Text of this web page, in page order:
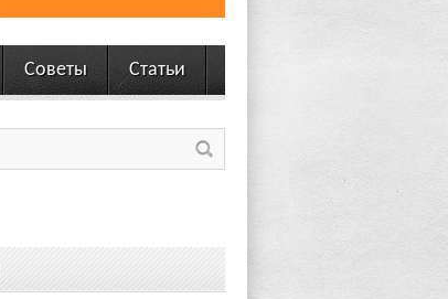
Советы Статьи